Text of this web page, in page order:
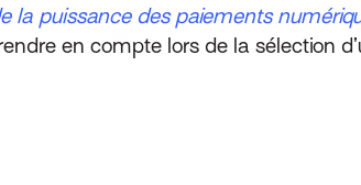
la puissance des paiements
en compte lors de la sélection